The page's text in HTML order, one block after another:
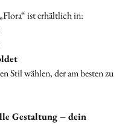
ist erhältlich in:
Stil wählen, der am besten zu
Gestaltung – dein